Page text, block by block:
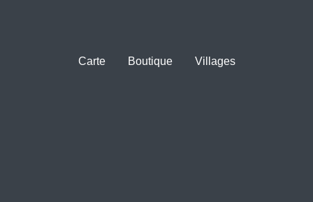
Carte Boutique Villages